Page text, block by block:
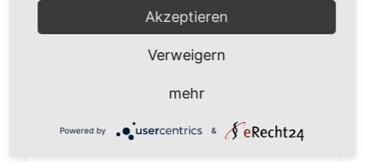
Akzeptieren
Verweigern
mehr
Powered by &